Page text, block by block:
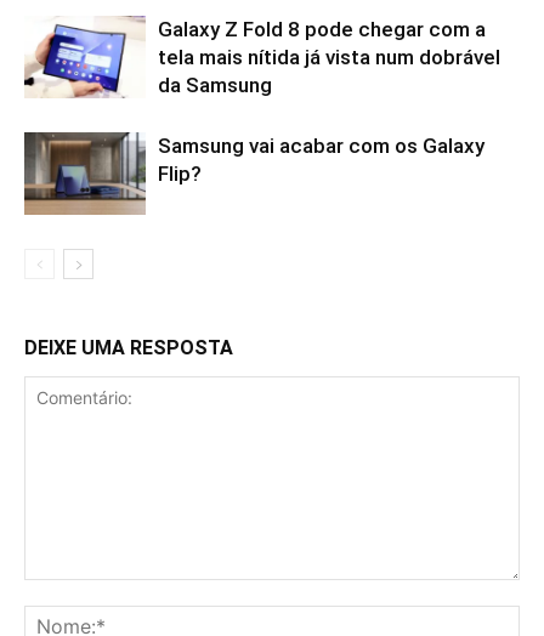
Galaxy Z Fold 8 pode chegar com a
tela mais nítida já vista num dobrável
da Samsung
Samsung vai acabar com os Galaxy
Flip?
DEIXE UMA RESPOSTA